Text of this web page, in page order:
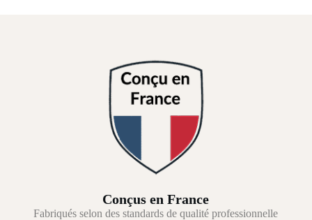
Conçus en France
Fabriqués selon des standards de qualité professionnelle